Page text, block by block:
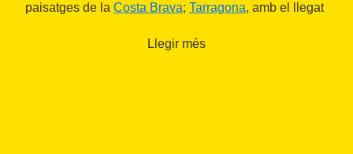
paisatges de la Costa Brava; Tarragona, amb el llegat
pel turisme internacional.Llegir més